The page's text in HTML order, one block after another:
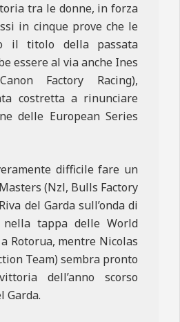
tra le donne, in forza
in cinque prove che le
il titolo della passata
essere al via anche Ines
Factory Racing),
costretta a rinunciare
delle European Series
difficile fare un
(Nzl, Bulls Factory
del Garda sull’onda di
tappa delle World
Rotorua, mentre Nicolas
Team) sembra pronto
dell’anno scorso
Garda.